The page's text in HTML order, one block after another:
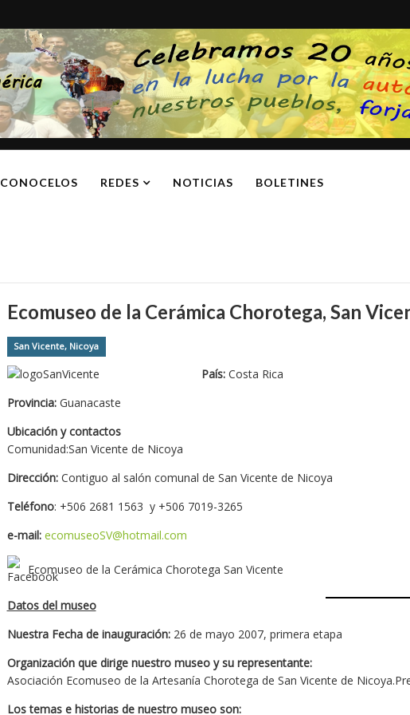
CONOCELOS REDES NOTICIAS BOLETINES
Ecomuseo de la Cerámica Chorotega, San
San Vicente, Nicoya
País:Costa Rica
Provincia:Guanacaste
Ubicación y contactos
Comunidad:San Vicente de Nicoya
Dirección: Contiguo al salón comunal de San Vicente de Nicoya
Teléfono: +506 2681 1563 y +506 7019-3265
e-mail: ecomuseoSV@hotmail.com
Ecomuseo de la Cerámica Chorotega San Vicente
Datos del museo
Nuestra Fecha de inauguración: 26 de mayo 2007, primera etapa
Organización que dirige nuestro museo y su representante:
Asociación Ecomuseo de la Artesanía Chorotega de San Vicente de
Los temas e historias de nuestro museo son: